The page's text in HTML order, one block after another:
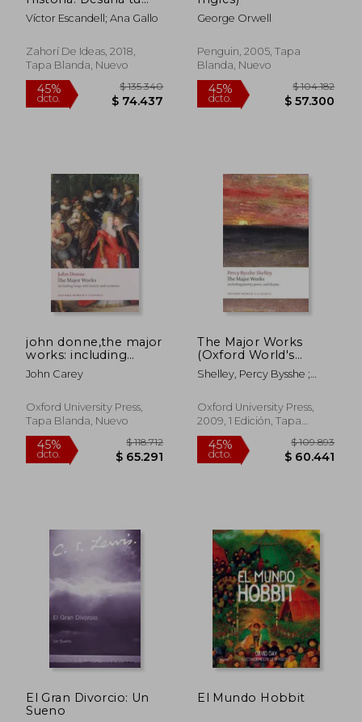
45%
dcto.
45%
dcto.
45% $ 189.705 45%
Mente con 25
Misterios de la
Víctor Escandell; Ana Gallo
Zahorí De Ideas, 2018,
Tapa Blanda, Nuevo
George Orwell
Penguin, 2005, Tapa
Blanda, Nuevo
john donne,the major
works: including
songs and sonnets
and sermons (en
John Carey
Oxford University Press,
Tapa Blanda, Nuevo
The Major Works
(Oxford World's
Classics) (en Inglés)
Shelley, Percy Bysshe ;
Michael
Oxford University Press,
2009, 1 Edición, Tapa
Blanda, Nuevo
El Gran Divorcio: Un
Sueno
El Mundo Hobbit